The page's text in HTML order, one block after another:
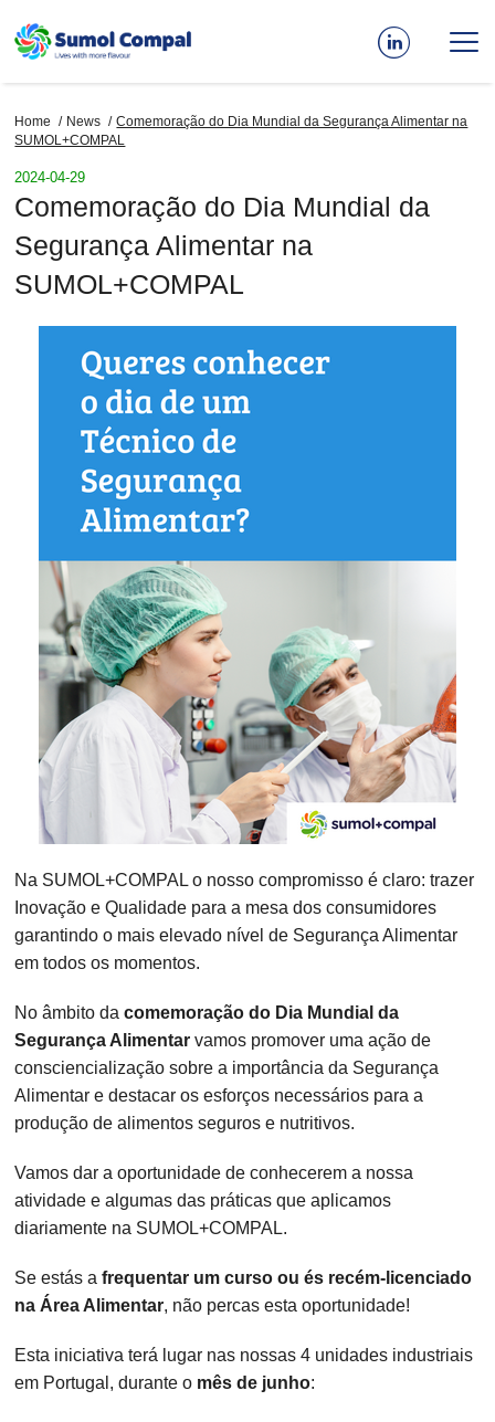
Breadcrumb
Home News
Comemoração do Dia Mundial da Segurança Alimentar na
SUMOL+COMPAL
2024-04-29
Comemoração do Dia Mundial da
Segurança Alimentar na
SUMOL+COMPAL
Na SUMOL+COMPAL o nosso compromisso é claro: trazer
Inovação e Qualidade para a mesa dos consumidores
garantindo o mais elevado nível de Segurança Alimentar
em todos os momentos.
No âmbito dacomemoração do Dia Mundial da
Segurança Alimentar vamos promover uma ação de
consciencialização sobre a importância da Segurança
Alimentar e destacar os esforços necessários para a
produção de alimentos seguros e nutritivos.
Vamos dar a oportunidade de conhecerem a nossa
atividade e algumas das práticas que aplicamos
diariamente na SUMOL+COMPAL.
Se estás afrequentar um curso ou és recém-licenciado
na Área Alimentar, não percas esta oportunidade!
Esta iniciativa terá lugar nas nossas 4 unidades industriais
em Portugal, durante o mês de junho: